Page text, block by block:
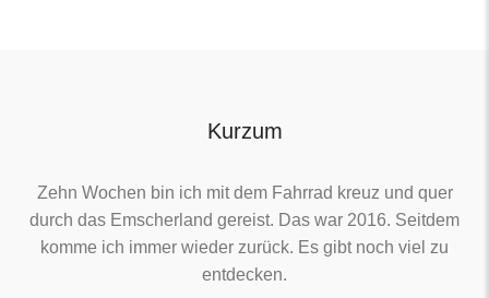
Kurzum
Zehn Wochen bin ich mit dem Fahrrad kreuz und quer
durch das Emscherland gereist. Das war 2016. Seitdem
komme ich immer wieder zurück. Es gibt noch viel zu
entdecken.